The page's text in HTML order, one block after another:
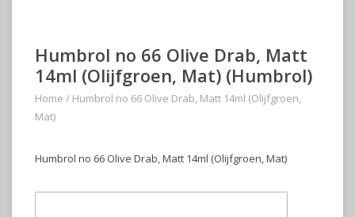
Humbrol no 66 Olive Drab, Matt
14ml (Olijfgroen, Mat) (Humbrol)
Home / Humbrol no 66 Olive Drab, Matt 14ml (Olijfgroen,
Mat)
Humbrol no 66 Olive Drab, Matt 14ml (Olijfgroen, Mat)